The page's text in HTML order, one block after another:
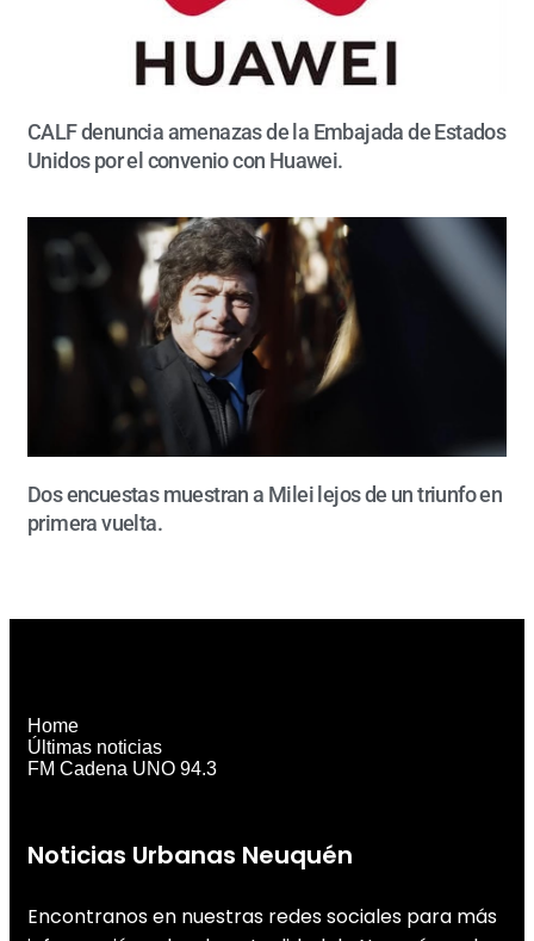
CALF denuncia amenazas de la Embajada de Estados
Unidos por el convenio con Huawei.
Dos encuestas muestran a Milei lejos de un triunfo en
primera vuelta.
Noticias Urbanas Neuquén
Encontranos en nuestras redes sociales para más
Home
Últimas noticias
FM Cadena UNO 94.3